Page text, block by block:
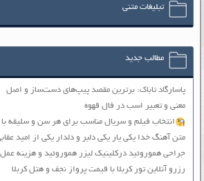
تبلیغات متنی
مطالب جدید
پاسارگاد تاباک: برترین مقصد پیپ‌های دست‌ساز و اصل
معنی و تعبیر اسب در فال قهوه
انتخاب فیلم و سریال مناسب برای هر سن و سلیقه
متن آهنگ خدا یکی یار یکی دلبر و دلدار یکی از امید
جراحی هموروئید درکلینیک لیزر هموروئید و هزینه عمل
رزرو آنلاین تور کربلا با قیمت پرواز نجف و هتل کربلا